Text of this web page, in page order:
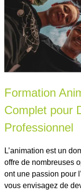
Formation
Complet pour
Professionnel
L’animation est un
offre de nombreuses
ont une passion pour
vous envisagez de